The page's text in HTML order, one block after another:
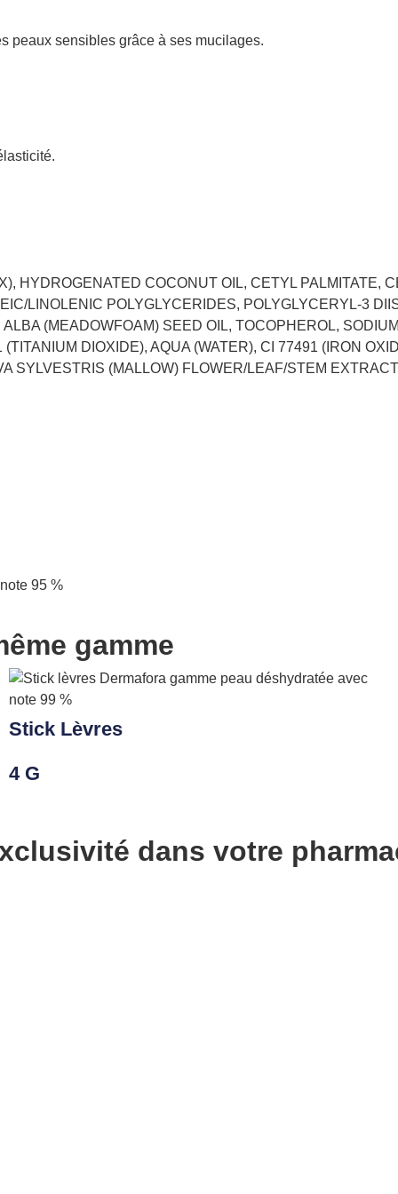
peaux sensibles grâce à ses mucilages.
HYDROGENATED COCONUT OIL, CETYL PALMITATE,
LINOLENIC POLYGLYCERIDES, POLYGLYCERYL-3
(MEADOWFOAM) SEED OIL, TOCOPHEROL,
DIOXIDE), AQUA (WATER), CI 77491 (IRON
SYLVESTRIS (MALLOW) FLOWER/LEAF/STEM
gamme
Stick Lèvres
4 G
dans votre